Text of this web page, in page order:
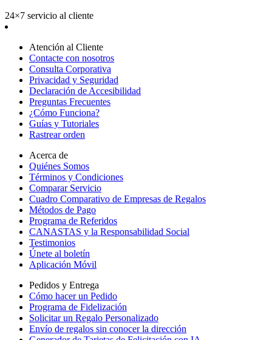
24×7 servicio al cliente
Atención al Cliente
Contacte con nosotros
Consulta Corporativa
Privacidad y Seguridad
Declaración de Accesibilidad
Preguntas Frecuentes
¿Cómo Funciona?
Guías y Tutoriales
Rastrear orden
Acerca de
Quiénes Somos
Términos y Condiciones
Comparar Servicio
Cuadro Comparativo de Empresas de Regalos
Métodos de Pago
Programa de Referidos
CANASTAS y la Responsabilidad Social
Testimonios
Únete al boletín
Aplicación Móvil
Pedidos y Entrega
Cómo hacer un Pedido
Programa de Fidelización
Solicitar un Regalo Personalizado
Envío de regalos sin conocer la dirección